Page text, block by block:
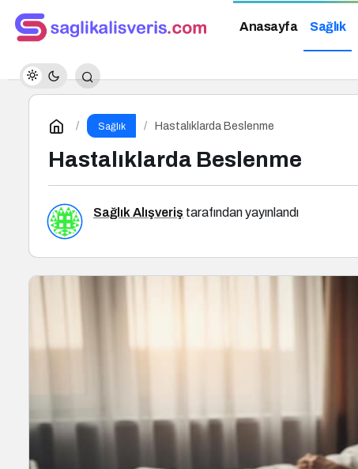
Anasayfa Sağlık
Sağlık Hastalıklarda Beslenme
Hastalıklarda Beslenme
Sağlık Alışveriş tarafından yayınlandı